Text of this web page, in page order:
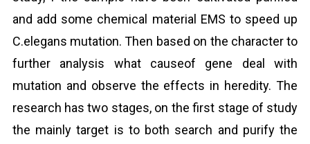
and add some chemical material EMS to speed up
C.elegans mutation. Then based on the character to
further analysis what causeof gene deal with
mutation and observe the effects in heredity. The
research has two stages, on the first stage of study
the mainly target is to both search and purify the